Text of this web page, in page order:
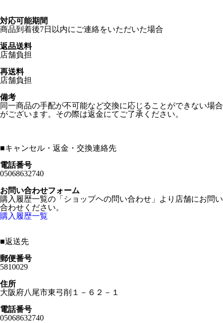
対応可能期間
商品到着後7日以内にご連絡をいただいた場合
返品送料
店舗負担
再送料
店舗負担
備考
同一商品の手配が不可能など交換に応じることができない場合
がございます。その際は返金にてご了承ください。
■キャンセル・返金・交換連絡先
電話番号
05068632740
お問い合わせフォーム
購入履歴一覧の「ショップヘの問い合わせ」より店舗にお問い
合わせください。
購入履歴一覧
■返送先
郵便番号
5810029
住所
大阪府八尾市東弓削１－６２－１
電話番号
05068632740